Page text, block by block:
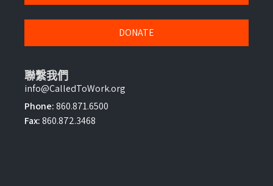
DONATE
聯繫我們
info@CalledToWork.org
Phone:860.871.6500
Fax:860.872.3468